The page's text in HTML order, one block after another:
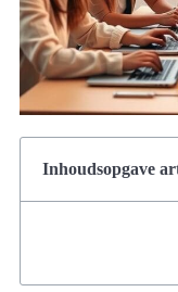
Inhoudsopgave